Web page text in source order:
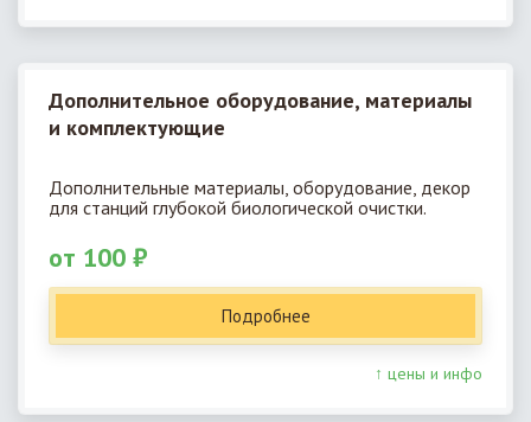
Дополнительное оборудование, материалы
и комплектующие
Дополнительные материалы, оборудование, декор
для станций глубокой биологической очистки.
от 100 ₽
Подробнее
↑ цены и инфо